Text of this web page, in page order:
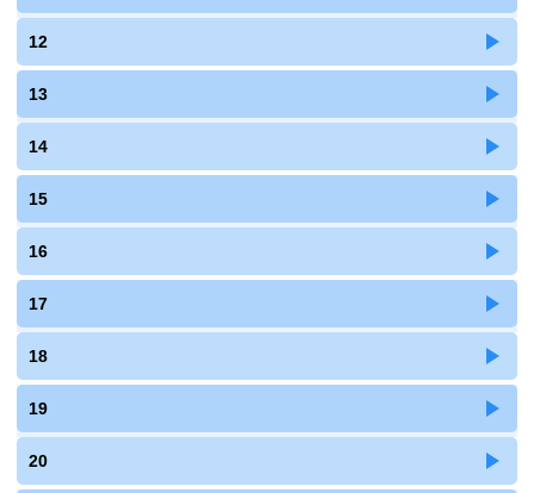
12
13
14
15
16
17
18
19
20